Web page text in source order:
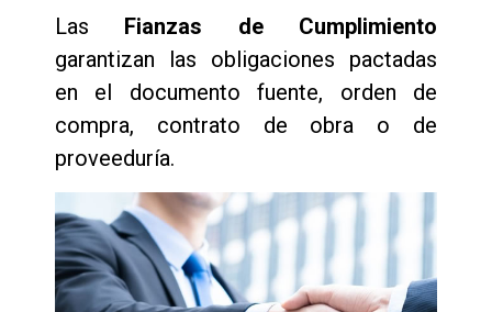
Las Fianzas de Cumplimiento
garantizan las obligaciones pactadas
en el documento fuente, orden de
compra, contrato de obra o de
proveeduría.